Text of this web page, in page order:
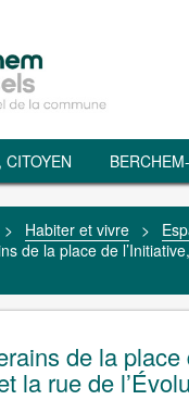
CITOYEN
> Habiter et vivre >
de la place de
de la
la rue de